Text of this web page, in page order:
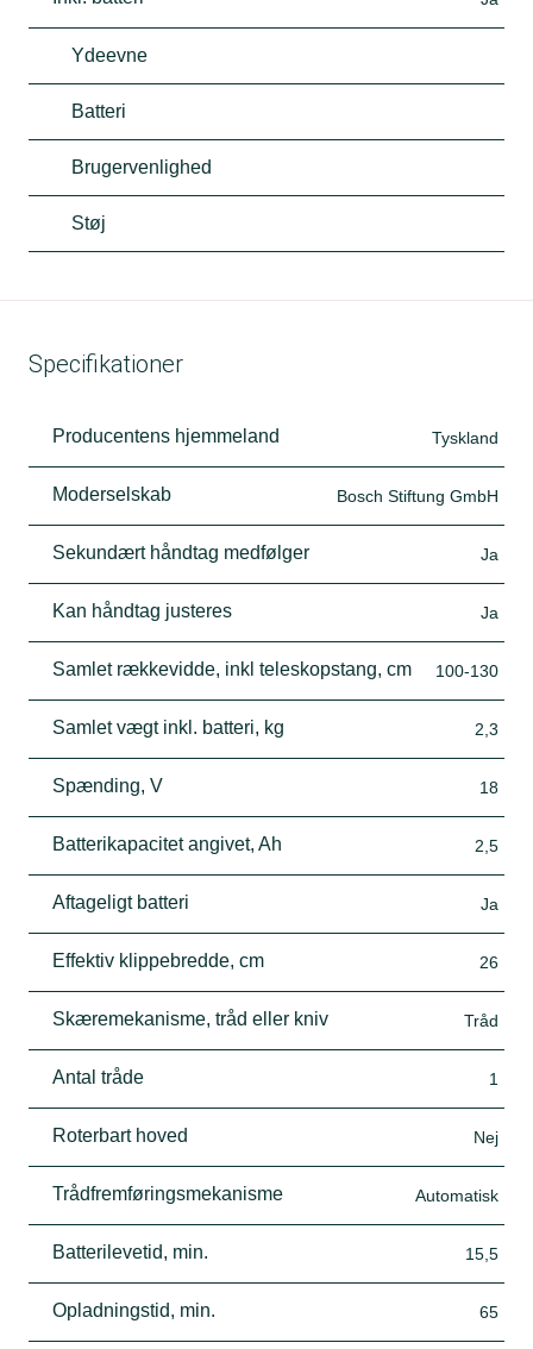
Ydeevne
Batteri
Brugervenlighed
Støj
Specifikationer
Producentens hjemmeland Tyskland
Moderselskab Bosch Stiftung GmbH
Sekundært håndtag medfølger Ja
Kan håndtag justeres Ja
Samlet rækkevidde, inkl teleskopstang, cm 100-130
Samlet vægt inkl. batteri, kg 2,3
Spænding, V 18
Batterikapacitet angivet, Ah 2,5
Aftageligt batteri Ja
Effektiv klippebredde, cm 26
Skæremekanisme, tråd eller kniv Tråd
Antal tråde 1
Roterbart hoved Nej
Trådfremføringsmekanisme Automatisk
Batterilevetid, min. 15,5
Opladningstid, min. 65